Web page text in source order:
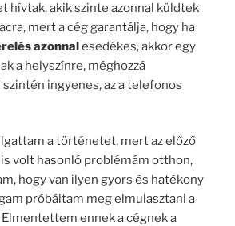
hívtak, akik szinte azonnal küldtek
mert a cég garantálja, hogy ha
azonnalesedékes, akkor egy
a helyszínre, méghozzá
ingyenes, az a telefonos
a történetet, mert az előző
volt hasonló problémám otthon,
hogy van ilyen gyors és hatékony
próbáltam meg elmulasztani a
ennek a cégnek a